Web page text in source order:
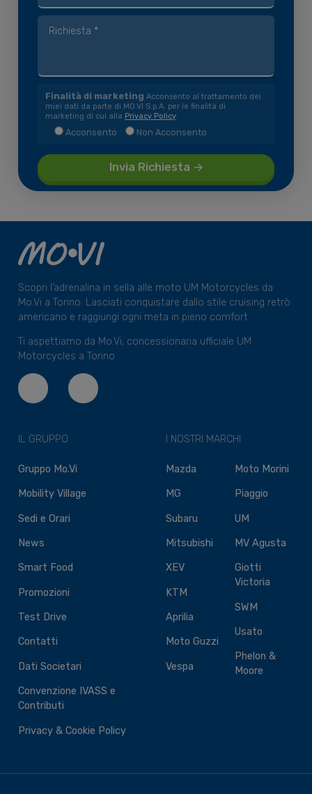
Finalità di marketing Acconsento al trattamento dei
miei dati da parte di MO.VI S.p.A. per le finalità di
marketing di cui alla Privacy Policy.
Acconsento Non Acconsento
Scopri l’adrenalina in sella alle moto UM Motorcycles da
Mo.Vi a Torino. Lasciati conquistare dallo stile cruising retrò
americano e raggiungi ogni meta in pieno comfort.
Ti aspettiamo da Mo.Vi, concessionaria ufficiale UM
Motorcycles a Torino
IL GRUPPO
Gruppo Mo.Vi
Mobility Village
Sedi e Orari
News
Smart Food
Promozioni
Test Drive
Contatti
Dati Societari
Convenzione IVASS e
Contributi
Privacy & Cookie Policy
I NOSTRI MARCHI
Mazda
MG
Subaru
Mitsubishi
XEV
KTM
Aprilia
Moto Guzzi
Vespa
Moto Morini
Piaggio
UM
MV Agusta
Giotti
Victoria
SWM
Usato
Phelon &
Moore